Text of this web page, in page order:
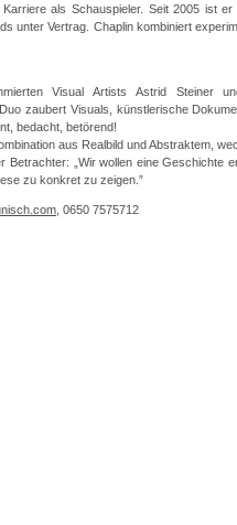
als Schauspieler. Seit 2005 ist
unter Vertrag. Chaplin kombiniert
Visual Artists Astrid Steiner
zaubert Visuals, künstlerische
bedacht, betörend!
aus Realbild und Abstraktem,
„Wir wollen eine Geschichte
zu konkret zu zeigen.”
, 0650 7575712